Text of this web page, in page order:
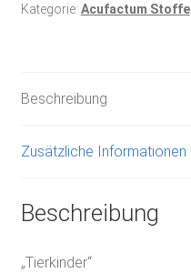
Kategorie: Acufactum Stoffe
Beschreibung
Zusätzliche Informationen
Beschreibung
„Tierkinder“